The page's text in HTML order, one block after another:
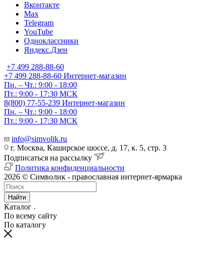
Вконтакте
Max
Telegram
YouTube
Одноклассники
Яндекс.Дзен
+7 499 288-88-60
+7 499 288-88-60 Интернет-магазин
Пн. – Чт.: 9:00 - 18:00
Пт.: 9:00 - 17:30 МСК
8(800) 77-55-239 Интернет-магазин
Пн. – Чт.: 9:00 - 18:00
Пт.: 9:00 - 17:30 МСК
info@simvolik.ru
г. Москва, Каширское шоссе, д. 17, к. 5, стр. 3
Подписаться на рассылку
Политика конфиденциальности
2026 © Символик - православная интернет-ярмарка
Найти
Каталог
По всему сайту
По каталогу